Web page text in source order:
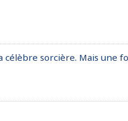
sorcière. Mais une